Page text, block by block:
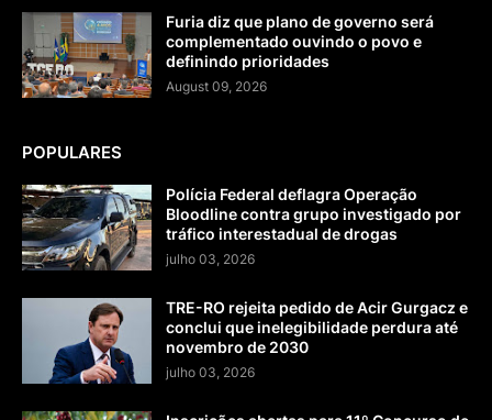
Furia diz que plano de governo será
complementado ouvindo o povo e
definindo prioridades
August 09, 2026
POPULARES
Polícia Federal deflagra Operação
Bloodline contra grupo investigado por
tráfico interestadual de drogas
julho 03, 2026
TRE-RO rejeita pedido de Acir Gurgacz e
conclui que inelegibilidade perdura até
novembro de 2030
julho 03, 2026